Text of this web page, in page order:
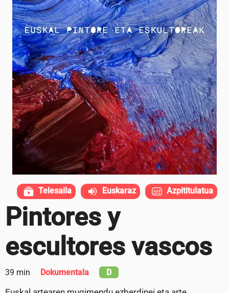
Pintores y
escultores vascos
39 min Dokumentala D
Telesaila Euskaraz Azpititulatua